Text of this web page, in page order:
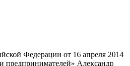
Федерации от 16 апреля 2014
предпринимателей» Александр